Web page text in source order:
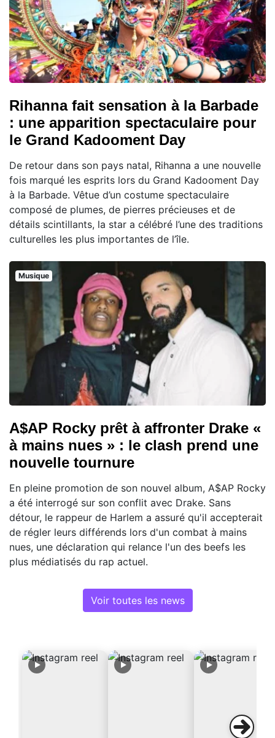
Rihanna fait sensation à la Barbade
: une apparition spectaculaire pour
le Grand Kadooment Day
De retour dans son pays natal, Rihanna a une nouvelle
fois marqué les esprits lors du Grand Kadooment Day
à la Barbade. Vêtue d’un costume spectaculaire
composé de plumes, de pierres précieuses et de
détails scintillants, la star a célébré l’une des traditions
culturelles les plus importantes de l’île.
Musique
A$AP Rocky prêt à affronter Drake «
à mains nues » : le clash prend une
nouvelle tournure
En pleine promotion de son nouvel album, A$AP Rocky
a été interrogé sur son conflit avec Drake. Sans
détour, le rappeur de Harlem a assuré qu'il accepterait
de régler leurs différends lors d'un combat à mains
nues, une déclaration qui relance l'un des beefs les
plus médiatisés du rap actuel.
Voir toutes les news